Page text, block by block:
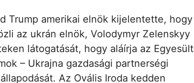
Trump amerikai elnök kijelentette, hogy
az ukrán elnök, Volodymyr Zelenskyy
látogatását, hogy aláírja az Egyesült
– Ukrajna gazdasági partnerségi
Az Ovális Iroda kedden